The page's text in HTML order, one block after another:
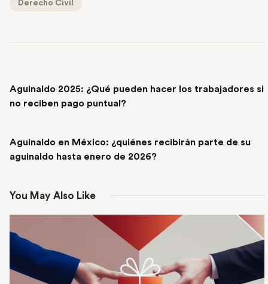
Derecho Civil
Aguinaldo 2025: ¿Qué pueden hacer los trabajadores si
no reciben pago puntual?
Aguinaldo en México: ¿quiénes recibirán parte de su
aguinaldo hasta enero de 2026?
You May Also Like